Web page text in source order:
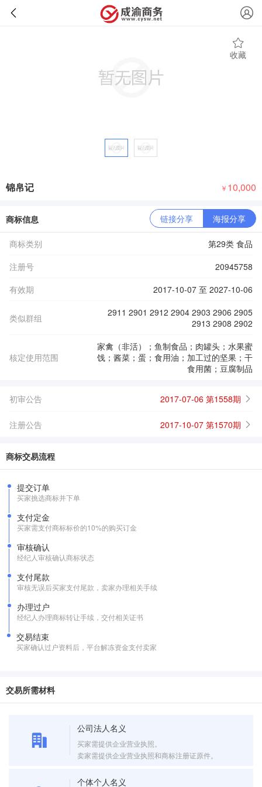
收藏
锦帛记 ￥ 10,000
商标信息 链接分享 海报分享
商标类别
第29类 食品
注册号
20945758
有效期
2017-10-07 至 2027-10-06
类似群组
2911 2901 2912 2904 2903 2906 2905
2913 2908 2902
核定使用范围
家禽（非活）；鱼制食品；肉罐头；水果蜜
饯；酱菜；蛋；食用油；加工过的坚果；干
食用菌；豆腐制品
初审公告 2017-07-06 第1558期
注册公告 2017-10-07 第1570期
商标交易流程
提交订单
买家挑选商标并下单
支付定金
买家需支付商标标价的10%的购买订金
审核确认
经纪人审核确认商标状态
支付尾款
审核无误后买家支付尾款，卖家办理相关手续
办理过户
经纪人办理商标转让手续，交付相关证书
交易结束
买家确认过户资料后，平台解冻资金支付卖家
交易所需材料
公司法人名义
买家需提供企业营业执照。
卖家需提供企业营业执照和商标注册证原件。
个体个人名义